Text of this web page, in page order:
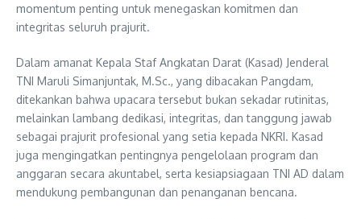
momentum penting untuk menegaskan komitmen dan
integritas seluruh prajurit.
Dalam amanat Kepala Staf Angkatan Darat (Kasad) Jenderal
TNI Maruli Simanjuntak, M.Sc., yang dibacakan Pangdam,
ditekankan bahwa upacara tersebut bukan sekadar rutinitas,
melainkan lambang dedikasi, integritas, dan tanggung jawab
sebagai prajurit profesional yang setia kepada NKRI. Kasad
juga mengingatkan pentingnya pengelolaan program dan
anggaran secara akuntabel, serta kesiapsiagaan TNI AD dalam
mendukung pembangunan dan penanganan bencana.